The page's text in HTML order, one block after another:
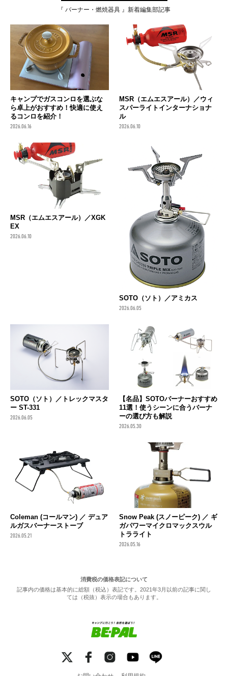
『 バーナー・燃焼器具 』新着編集部記事
キャンプでガスコンロを選ぶな
ら卓上がおすすめ！快適に使え
るコンロを紹介！
2026.06.16
MSR（エムエスアール）／ウィ
スパーライトインターナショナ
ル
2026.06.10
MSR（エムエスアール）／XGK
EX
2026.06.10
SOTO（ソト）／アミカス
2026.06.05
SOTO（ソト）／トレックマスタ
ー ST-331
2026.06.05
【名品】SOTOバーナーおすすめ
11選！使うシーンに合うバーナ
ーの選び方も解説
2026.05.30
Coleman (コールマン) ／ デュア
ルガスバーナーストーブ
2026.05.21
Snow Peak (スノーピーク) ／ ギ
ガパワーマイクロマックスウル
トラライト
2026.05.16
消費税の価格表記について
記事内の価格は基本的に総額（税込）表記です。2021年3月以前の記事に関し
ては（税抜）表示の場合もあります。